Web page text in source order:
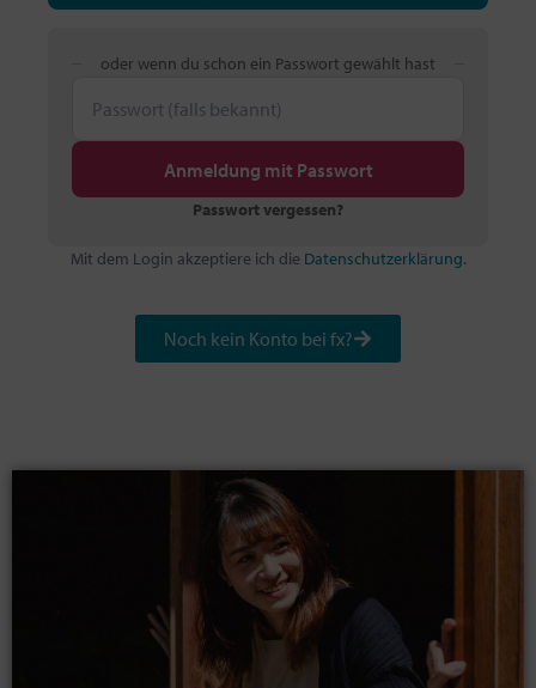
oder wenn du schon ein Passwort gewählt hast
Anmeldung mit Passwort
Passwort vergessen?
Mit dem Login akzeptiere ich die Datenschutzerklärung.
Noch kein Konto bei fx?